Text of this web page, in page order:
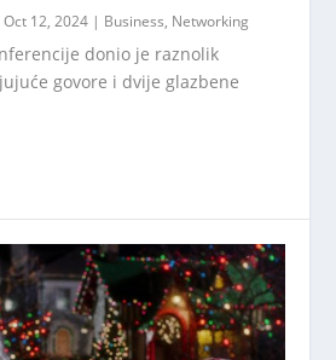
Oct 12, 2024 | Business, Networking
donio je raznolik
govore i dvije glazbene